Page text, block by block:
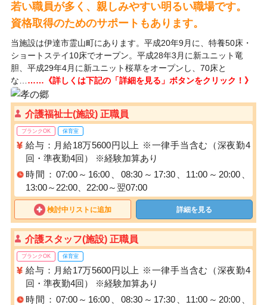
若い職員が多く、親しみやすい明るい職場です。
資格取得のためのサポートもあります。
当施設は伊達市霊山町にあります。平成20年9月に、特養50床・
ショートステイ10床でオープン。平成28年3月に新ユニット竜
胆、平成29年4月に新ユニット桜草をオープンし、70床と
な… ……《詳しくは下記の「詳細を見る」ボタンをクリック！》
介護福祉士(施設) 正職員
ブランクOK 保育室
給与：月給18万5600円以上 ※一律手当含む（深夜勤4
回・準夜勤4回） ※経験加算あり
時間：07:00～16:00、08:30～17:30、11:00～20:00、
13:00～22:00、22:00～翌07:00
検討中リストに追加 詳細を見る
介護スタッフ(施設) 正職員
ブランクOK 保育室
給与：月給17万5600円以上 ※一律手当含む（深夜勤4
回・準夜勤4回） ※経験加算あり
時間：07:00～16:00、08:30～17:30、11:00～20:00、